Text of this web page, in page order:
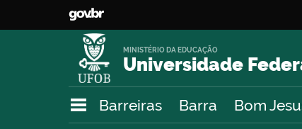
Universidade
MINISTÉRIO DA EDUCAÇÃO
Barreiras Barra Bom